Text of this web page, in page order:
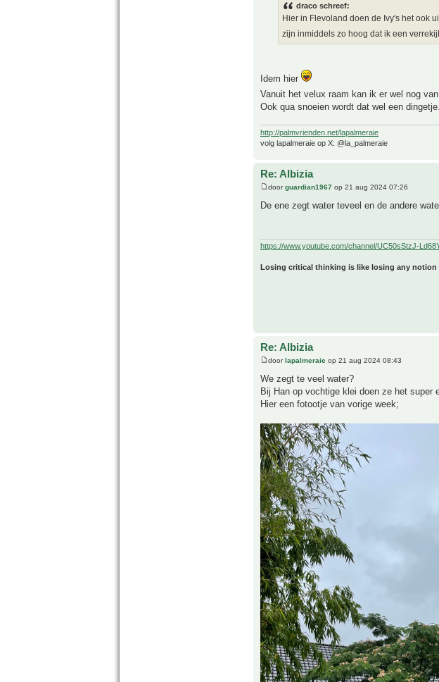
draco schreef:
Hier in Flevoland doen de Ivy's het ook
zijn inmiddels zo hoog dat ik een
Idem hier
Vanuit het velux raam kan ik er wel nog
Ook qua snoeien wordt dat wel een dingetje.
http://palmvrienden.net/lapalmeraie
volg lapalmeraie op X: @la_palmeraie
Re: Albizia
doorguardian1967 op 21 aug 2024 07:26
De ene zegt water teveel en de andere
https://www.youtube.com/channel/UC50sStzJ-
Losing critical thinking is like losing any notion
Re: Albizia
doorlapalmeraie op 21 aug 2024 08:43
We zegt te veel water?
Bij Han op vochtige klei doen ze het super
Hier een fotootje van vorige week;